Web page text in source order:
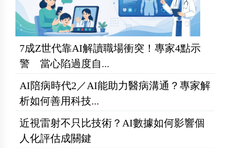
7成Z世代靠AI解讀職場衝突！專家4點示
警 當心陷過度自...
AI陪病時代2／AI能助力醫病溝通？專家解
析如何善用科技...
近視雷射不只比技術？AI數據如何影響個
人化評估成關鍵